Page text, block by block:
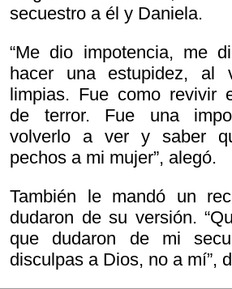
secuestro a él y Daniela.
“Me dio impotencia, me
hacer una estupidez, al
limpias. Fue como revivir
de terror. Fue una
volverlo a ver y saber
pechos a mi mujer”, alegó.
También le mandó un
dudaron de su versión.
que dudaron de mi
disculpas a Dios, no a mí”,